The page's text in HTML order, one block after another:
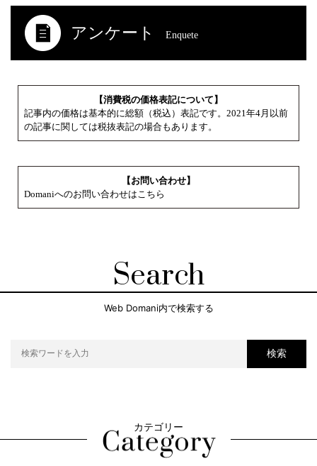
アンケート Enquete
【消費税の価格表記について】
記事内の価格は基本的に総額（税込）表記です。2021年4月以前
の記事に関しては税抜表記の場合もあります。
【お問い合わせ】
Domaniへのお問い合わせはこちら
Search
Web Domani内で検索する
検索
カテゴリー